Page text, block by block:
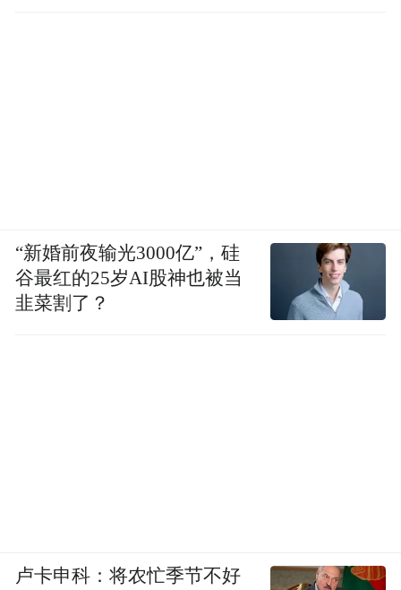
“新婚前夜输光3000亿”，硅
谷最红的25岁AI股神也被当
韭菜割了？
卢卡申科：将农忙季节不好